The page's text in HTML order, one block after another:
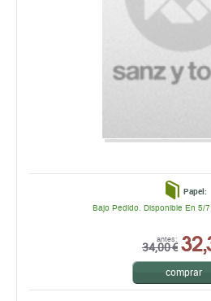
Papel:
antes:
34,00 €
Bajo Pedido. Disponible En 5/
comprar